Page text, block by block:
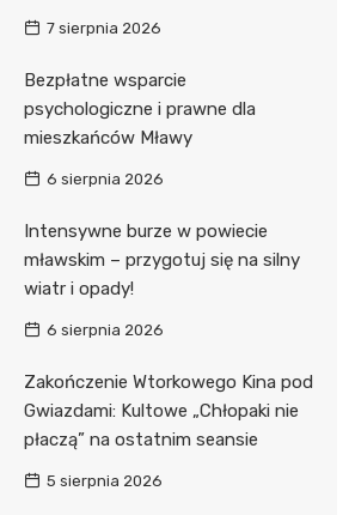
7 sierpnia 2026
Bezpłatne wsparcie
psychologiczne i prawne dla
mieszkańców Mławy
6 sierpnia 2026
Intensywne burze w powiecie
mławskim – przygotuj się na silny
wiatr i opady!
6 sierpnia 2026
Zakończenie Wtorkowego Kina pod
Gwiazdami: Kultowe „Chłopaki nie
płaczą” na ostatnim seansie
5 sierpnia 2026